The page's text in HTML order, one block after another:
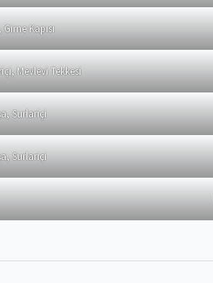
Kapısı
Mevlevi Tekkesi
Surlariçi
Surlariçi